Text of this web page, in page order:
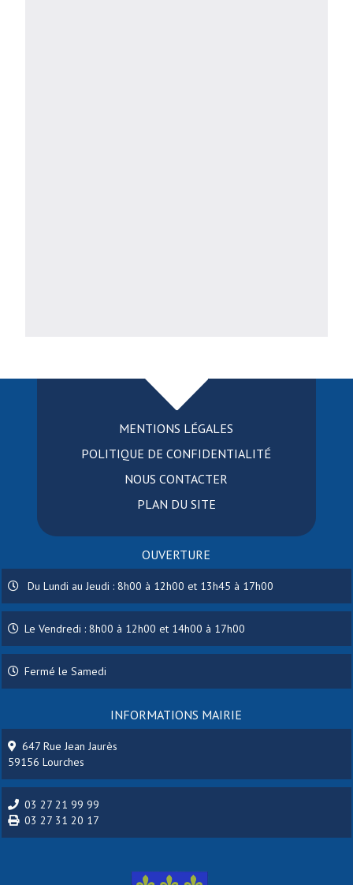
MENTIONS LÉGALES
POLITIQUE DE CONFIDENTIALITÉ
NOUS CONTACTER
PLAN DU SITE
OUVERTURE
Du Lundi au Jeudi : 8h00 à 12h00 et 13h45 à 17h00
Le Vendredi : 8h00 à 12h00 et 14h00 à 17h00
Fermé le Samedi
INFORMATIONS MAIRIE
647 Rue Jean Jaurès
59156 Lourches
03 27 21 99 99
03 27 31 20 17